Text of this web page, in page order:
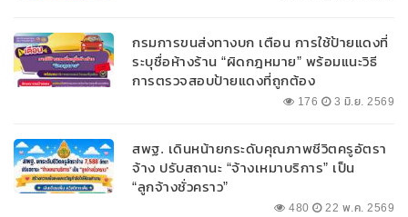
กรมการขนส่งทางบก เตือน การใช้ป้ายแดงที่
ระบุชื่อห้างร้าน “ผิดกฎหมาย” พร้อมแนะวิธี
การตรวจสอบป้ายแดงที่ถูกต้อง
176 3 มิ.ย. 2569
สพฐ. เดินหน้ายกระดับคุณภาพชีวิตครูอัตรา
จ้าง ปรับสถานะ “จ้างเหมาบริการ” เป็น
“ลูกจ้างชั่วคราว”
480 22 พ.ค. 2569